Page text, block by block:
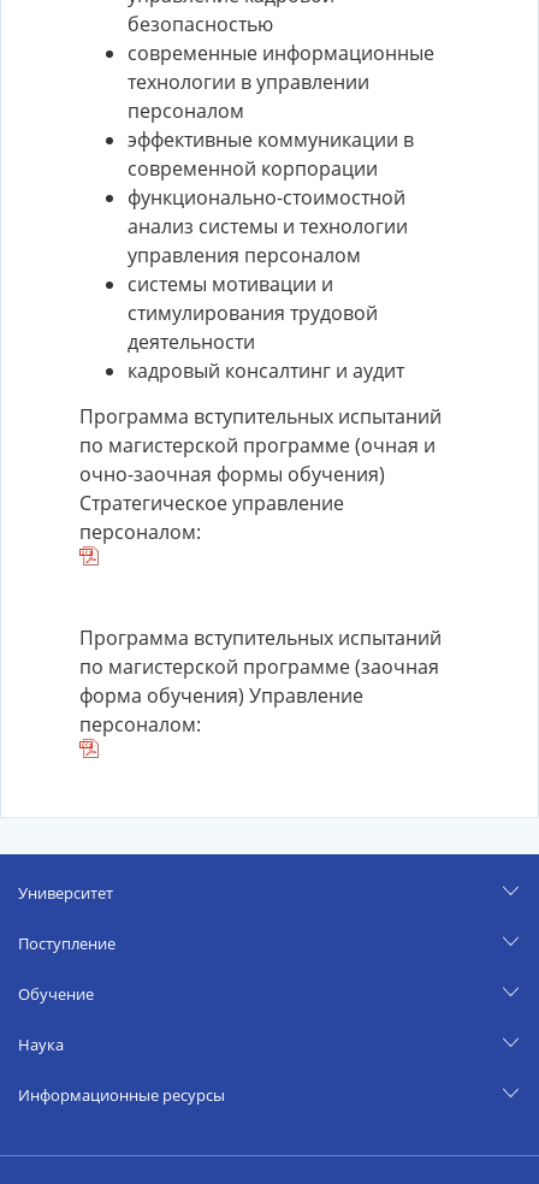
безопасностью
современные информационные
технологии в управлении
персоналом
эффективные коммуникации в
современной корпорации
функционально-стоимостной
анализ системы и технологии
управления персоналом
системы мотивации и
стимулирования трудовой
деятельности
кадровый консалтинг и аудит
Программа вступительных испытаний
по магистерской программе (очная и
очно-заочная формы обучения)
Стратегическое управление
персоналом:
Программа вступительных испытаний
по магистерской программе (заочная
форма обучения) Управление
персоналом:
Университет
Поступление
Обучение
Наука
Информационные ресурсы